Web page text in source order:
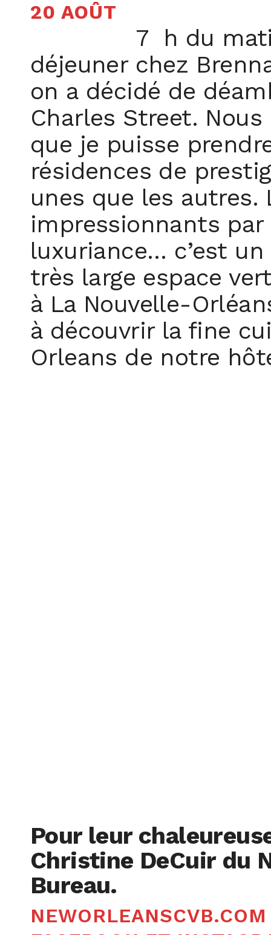
20 AOÛT
7 h du
déjeuner chez
on a décidé de
Charles Street.
que je puisse
résidences de
unes que les autres.
impressionnants
luxuriance… c’est
très large espace
à La Nouvelle-
à découvrir la fine
Orleans de notre
Pour leur
Christine DeCuir du
Bureau.
NEWORLEANSCVB.COM